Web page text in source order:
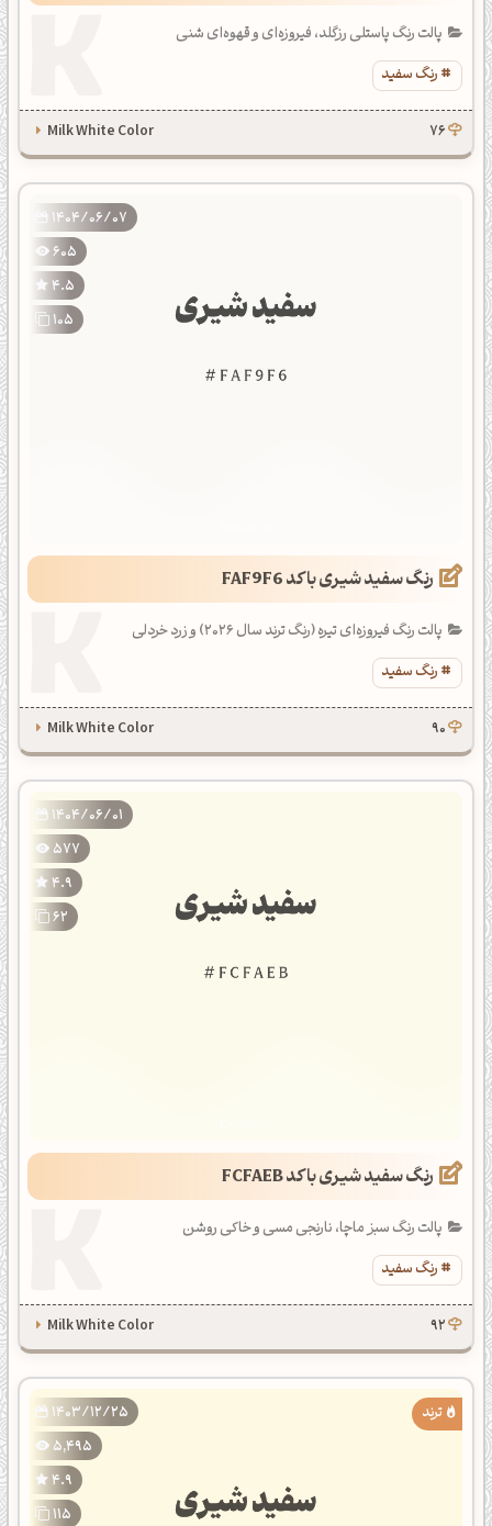
پالت رنگ پاستلی رزگلد، فیروزه‌ای و قهوه‌ای شنی
رنگ سفید
76
Milk White Color
1404/06/07
605
4.5
105
رنگ سفید شیری با کد FAF9F6
پالت رنگ فیروزه‌ای تیره (رنگ ترند سال 2026) و زرد خردلی
رنگ سفید
90
Milk White Color
1404/06/01
577
4.9
62
رنگ سفید شیری با کد FCFAEB
پالت رنگ سبز ماچا، نارنجی مسی و خاکی روشن
رنگ سفید
92
Milk White Color
1403/12/25
5,495
4.9
115